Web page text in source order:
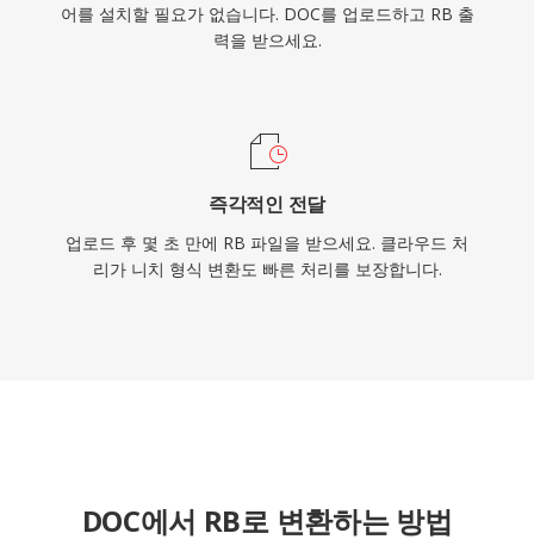
어를 설치할 필요가 없습니다. DOC를 업로드하고 RB 출
력을 받으세요.
즉각적인 전달
업로드 후 몇 초 만에 RB 파일을 받으세요. 클라우드 처
리가 니치 형식 변환도 빠른 처리를 보장합니다.
DOC에서 RB로 변환하는 방법